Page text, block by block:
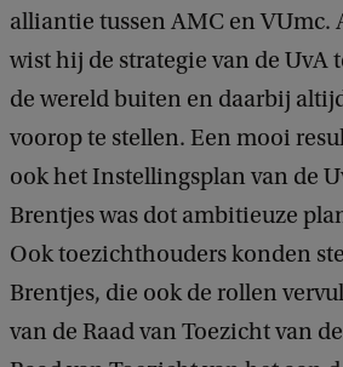
alliantie tussen AMC en VUmc.
wist hij de strategie van de UvA
de wereld buiten en daarbij
voorop te stellen. Een mooi
ook het Instellingsplan van de
Brentjes was dot ambitieuze
Ook toezichthouders konden
Brentjes, die ook de rollen
van de Raad van Toezicht van